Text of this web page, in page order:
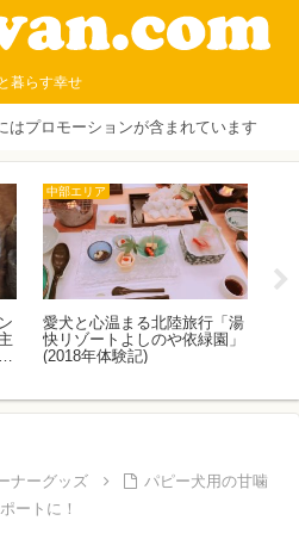
暮らす幸せ
プロモーションが含まれています
中部エリア
愛犬と心温まる北陸旅行「湯
快リゾートよしのや依緑園」
(2018年体験記)
ナーグッズ
パピー犬用の甘噛
ートに！